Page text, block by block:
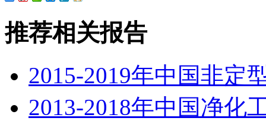
推荐相关报告
2015-2019年中国非定
2013-2018年中国净化